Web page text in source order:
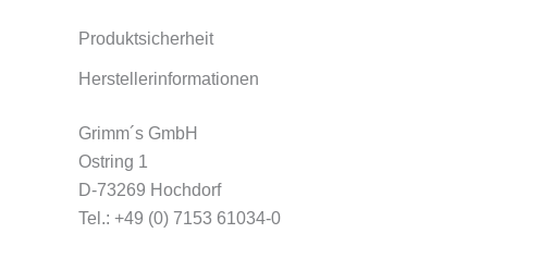
Produktsicherheit
Herstellerinformationen
Grimm´s GmbH
Ostring 1
D-73269 Hochdorf
Tel.: +49 (0) 7153 61034-0